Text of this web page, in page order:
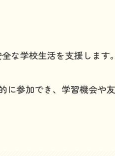
な学校生活を支援します
に参加でき、学習機会や